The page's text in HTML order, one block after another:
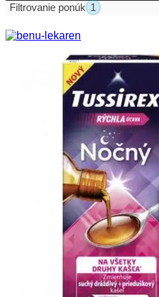
Filtrovanie ponúk 1
Aktívne filtre
Zrušiť všetky filtre
Skupiny produktov
Prípravky na suchý kašeľ
Skupiny produktov
Antioxidanty(1)
Ashwagandha(1)
B-komplex(1)
Balzamy na pery
(3)
Balzamy na vlasy(1)